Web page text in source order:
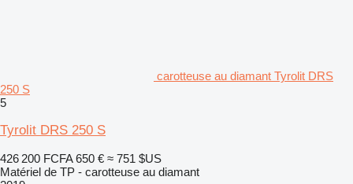
carotteuse au diamant Tyrolit DRS
250 S
5
Tyrolit DRS 250 S
426 200 FCFA 650 € ≈ 751 $US
Matériel de TP - carotteuse au diamant